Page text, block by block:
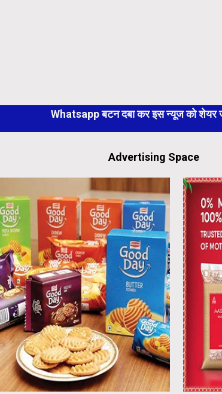
Whatsapp बटन दबा कर इस न्यूज को
Advertising Space